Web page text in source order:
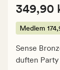
Pris
349,90
kr.
174,95
kr
Pris
349,90
Medlem
Sense
duften